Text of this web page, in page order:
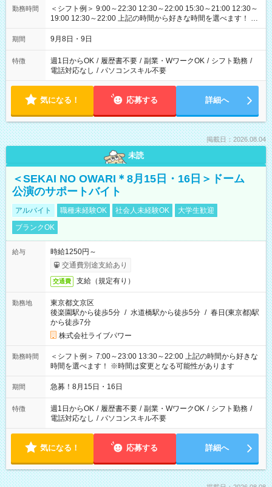
勤務時間
＜シフト例＞ 9:00～22:30 12:30～22:00 15:30～21:00 12:30～
19:00 12:30～22:00 上記の時間から好きな時間を選べます！ ※
時間は変更となる可能性があります
期間 9月8日・9日
特徴 週1日からOK / 履歴書不要 / 副業・WワークOK / シフト勤務 /
電話対応なし / パソコンスキル不要
気になる！ 応募する 詳細へ
掲載日：2026.08.04
未読
＜SEKAI NO OWARI＊8月15日・16日＞ドーム
公演のサポートバイト
アルバイト 職種未経験OK 社会人未経験OK
大学生歓迎
ブランクOK
給与
時給1250円～
交通費別途支給あり
交通費 支給（規定有り）
勤務地
東京都文京区
後楽園駅から徒歩5分 / 水道橋駅から徒歩5分 / 春日(東京都)駅
から徒歩7分
株式会社ライブパワー
勤務時間
＜シフト例＞ 7:00～23:00 13:30～22:00 上記の時間から好きな
時間を選べます！ ※時間は変更となる可能性があります
期間 急募！8月15日・16日
特徴 週1日からOK / 履歴書不要 / 副業・WワークOK / シフト勤務 /
電話対応なし / パソコンスキル不要
気になる！ 応募する 詳細へ